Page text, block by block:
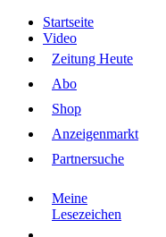
Startseite
Video
Zeitung Heute
Abo
Shop
Anzeigenmarkt
Partnersuche
Meine
Lesezeichen